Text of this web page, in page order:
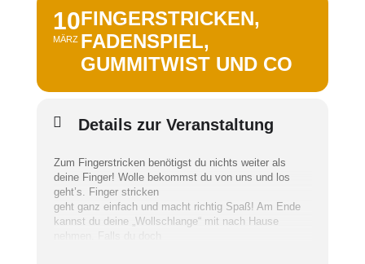
10
MÄRZ
FINGERSTRICKEN,
FADENSPIEL,
GUMMITWIST UND CO
Details zur Veranstaltung
Zum Fingerstricken benötigst du nichts weiter als
deine Finger! Wolle bekommst du von uns und los
geht’s. Finger stricken
geht ganz einfach und macht richtig Spaß! Am Ende
kannst du deine „Wollschlange“ mit nach Hause